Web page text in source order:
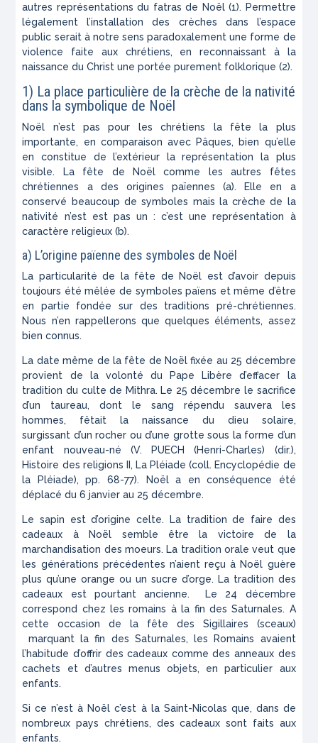
autres représentations du fatras de Noël (1). Permettre
légalement l’installation des crèches dans l’espace
public serait à notre sens paradoxalement une forme de
violence faite aux chrétiens, en reconnaissant à la
naissance du Christ une portée purement folklorique (2).
1) La place particulière de la crèche de la nativité
dans la symbolique de Noël
Noël n’est pas pour les chrétiens la fête la plus
importante, en comparaison avec Pâques, bien qu’elle
en constitue de l’extérieur la représentation la plus
visible. La fête de Noël comme les autres fêtes
chrétiennes a des origines païennes (a). Elle en a
conservé beaucoup de symboles mais la crèche de la
nativité n’est est pas un : c’est une représentation à
caractère religieux (b).
a) L’origine païenne des symboles de Noël
La particularité de la fête de Noël est d’avoir depuis
toujours été mêlée de symboles païens et même d’être
en partie fondée sur des traditions pré-chrétiennes.
Nous n’en rappellerons que quelques éléments, assez
bien connus.
La date même de la fête de Noël fixée au 25 décembre
provient de la volonté du Pape Libère d’effacer la
tradition du culte de Mithra. Le 25 décembre le sacrifice
d’un taureau, dont le sang répendu sauvera les
hommes, fêtait la naissance du dieu solaire,
surgissant d’un rocher ou d’une grotte sous la forme d’un
enfant nouveau-né (V. PUECH (Henri-Charles) (dir.),
Histoire des religions II, La Pléiade (coll. Encyclopédie de
la Pléiade), pp. 68-77). Noël a en conséquence été
déplacé du 6 janvier au 25 décembre.
Le sapin est d’origine celte. La tradition de faire des
cadeaux à Noël semble être la victoire de la
marchandisation des moeurs. La tradition orale veut que
les générations précédentes n’aient reçu à Noël guère
plus qu’une orange ou un sucre d’orge. La tradition des
cadeaux est pourtant ancienne. Le 24 décembre
correspond chez les romains à la fin des Saturnales. A
cette occasion de la fête des Sigillaires (sceaux)
marquant la fin des Saturnales, les Romains avaient
l’habitude d’offrir des cadeaux comme des anneaux des
cachets et d’autres menus objets, en particulier aux
enfants.
Si ce n’est à Noël c’est à la Saint-Nicolas que, dans de
nombreux pays chrétiens, des cadeaux sont faits aux
enfants.